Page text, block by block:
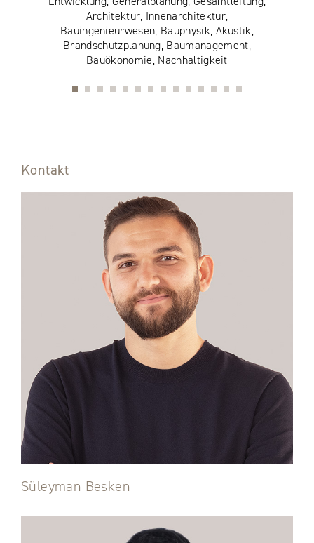
Architektur, Innenarchitektur,
Bauingenieurwesen, Bauphysik, Akustik,
Brandschutzplanung, Baumanagement,
Bauökonomie, Nachhaltigkeit
Kontakt
Süleyman Besken